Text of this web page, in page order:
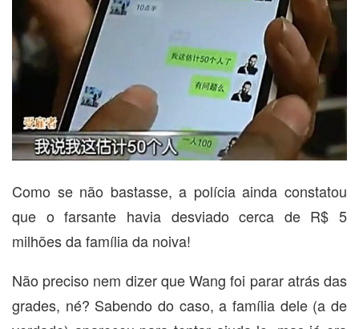
Como se não bastasse, a polícia ainda constatou
que o farsante havia desviado cerca de R$ 5
milhões da família da noiva!
Não preciso nem dizer que Wang foi parar atrás das
grades, né? Sabendo do caso, a família dele (a de